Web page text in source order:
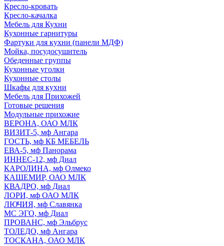
Кресло-кровать
Кресло-качалка
Мебель для Кухни
Кухонные гарнитуры
Фартуки для кухни (панели МДФ)
Мойка, посудосушитель
Обеденные группы
Кухонные уголки
Кухонные столы
Шкафы для кухни
Мебель для Прихожей
Готовые решения
Модульные прихожие
ВЕРОНА, ОАО МЛК
ВИЗИТ-5, мф Ангара
ГОСТЬ, мф КБ МЕБЕЛЬ
ЕВА-5, мф Панорама
ИННЕС-12, мф Диал
КАРОЛИНА, мф Олмеко
КАШЕМИР, ОАО МЛК
КВАДРО, мф Диал
ЛОРИ, мф ОАО МЛК
ЛЮЧИЯ, мф Славянка
МС ЭГО, мф Диал
ПРОВАНС, мф Эльбрус
ТОЛЕДО, мф Ангара
ТОСКАНА, ОАО МЛК